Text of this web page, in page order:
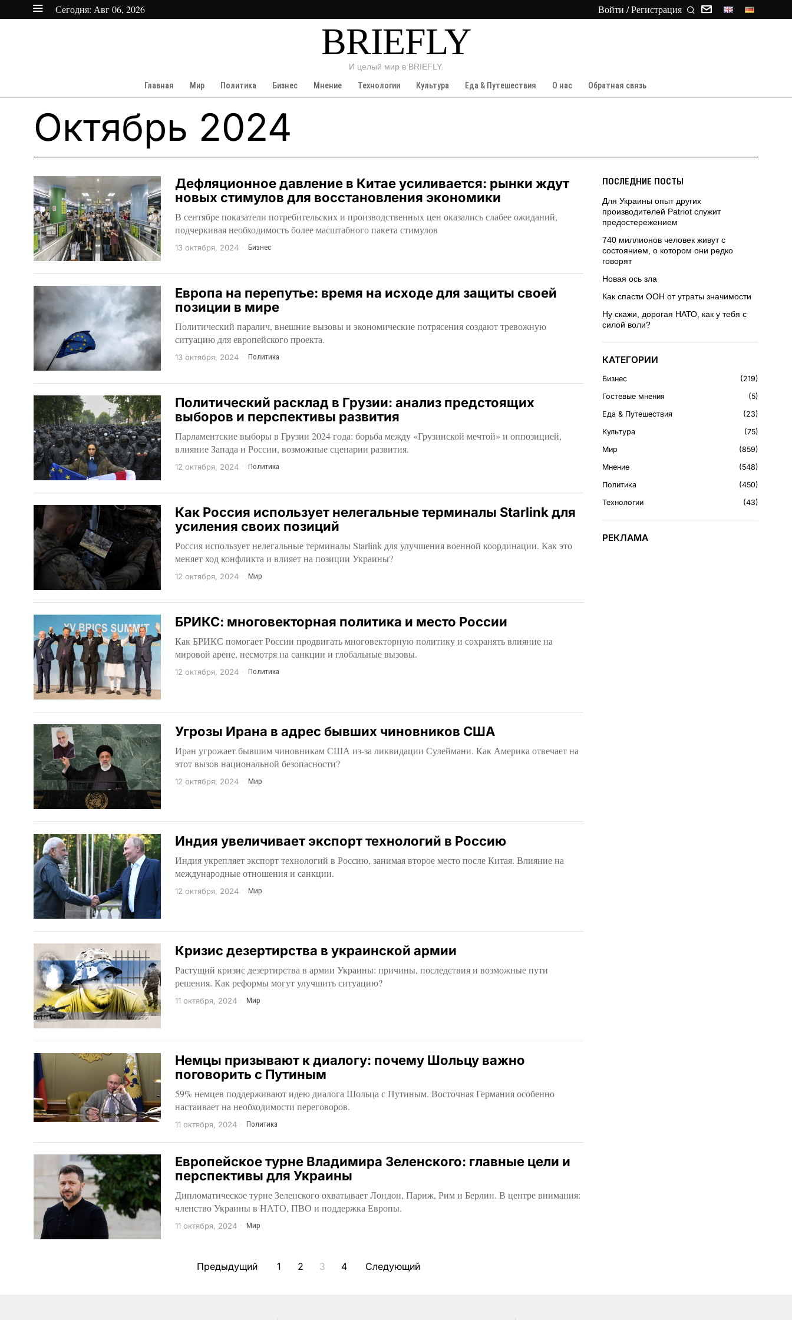
Сегодня: Авг 06, 2026 Войти / Регистрация
BRIEFLY
И целый мир в BRIEFLY.
Главная
Мир Политика Бизнес Мнение Технологии Культура Еда & Путешествия О нас Обратная связь
Октябрь 2024
Дефляционное давление в Китае усиливается: рынки ждут
новых стимулов для восстановления экономики
В сентябре показатели потребительских и производственных цен оказались слабее ожиданий,
подчеркивая необходимость более масштабного пакета стимулов
13 октября, 2024 Бизнес
Европа на перепутье: время на исходе для защиты своей
позиции в мире
Политический паралич, внешние вызовы и экономические потрясения создают тревожную
ситуацию для европейского проекта.
13 октября, 2024 Политика
Политический расклад в Грузии: анализ предстоящих
выборов и перспективы развития
Парламентские выборы в Грузии 2024 года: борьба между «Грузинской мечтой» и оппозицией,
влияние Запада и России, возможные сценарии развития.
12 октября, 2024 Политика
Как Россия использует нелегальные терминалы Starlink для
усиления своих позиций
Россия использует нелегальные терминалы Starlink для улучшения военной координации. Как это
меняет ход конфликта и влияет на позиции Украины?
12 октября, 2024 Мир
БРИКС: многовекторная политика и место России
Как БРИКС помогает России продвигать многовекторную политику и сохранять влияние на
мировой арене, несмотря на санкции и глобальные вызовы.
12 октября, 2024 Политика
Угрозы Ирана в адрес бывших чиновников США
Иран угрожает бывшим чиновникам США из-за ликвидации Сулеймани. Как Америка отвечает на
этот вызов национальной безопасности?
12 октября, 2024 Мир
Индия увеличивает экспорт технологий в Россию
Индия укрепляет экспорт технологий в Россию, занимая второе место после Китая. Влияние на
международные отношения и санкции.
12 октября, 2024 Мир
Кризис дезертирства в украинской армии
Растущий кризис дезертирства в армии Украины: причины, последствия и возможные пути
решения. Как реформы могут улучшить ситуацию?
11 октября, 2024 Мир
Немцы призывают к диалогу: почему Шольцу важно
поговорить с Путиным
59% немцев поддерживают идею диалога Шольца с Путиным. Восточная Германия особенно
настаивает на необходимости переговоров.
11 октября, 2024 Политика
Европейское турне Владимира Зеленского: главные цели и
перспективы для Украины
Дипломатическое турне Зеленского охватывает Лондон, Париж, Рим и Берлин. В центре внимания:
членство Украины в НАТО, ПВО и поддержка Европы.
11 октября, 2024 Мир
Предыдущий 1 2 3 4 Следующий
ПОСЛЕДНИЕ ПОСТЫ
Для Украины опыт других
производителей Patriot служит
предостережением
740 миллионов человек живут с
состоянием, о котором они редко
говорят
Новая ось зла
Как спасти ООН от утраты значимости
Ну скажи, дорогая НАТО, как у тебя с
силой воли?
КАТЕГОРИИ
Бизнес
219
Гостевые мнения
5
Еда & Путешествия
23
Культура
75
Мир
859
Мнение
548
Политика
450
Технологии
43
РЕКЛАМА